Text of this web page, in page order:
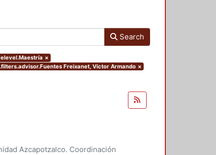
Search
×
Freixanet, Víctor Armando ×
Azcapotzalco. Coordinación